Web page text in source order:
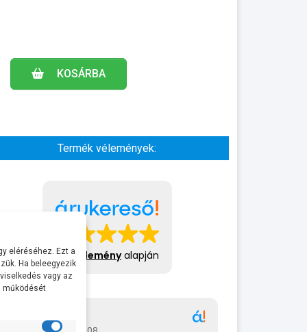
KOSÁRBA
Termék vélemények:
413 véleményalapján
Gábor
eléréséhez. Ezt a
Ha beleegyezik
vagy az
működését